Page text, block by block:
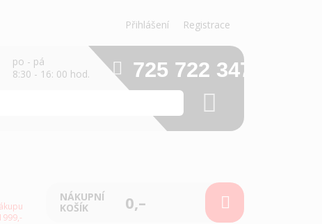
Přihlášení Registrace
po - pá
8:30 - 16: 00 hod.
725 722 347
NÁKUPNÍ
KOŠÍK
0,–